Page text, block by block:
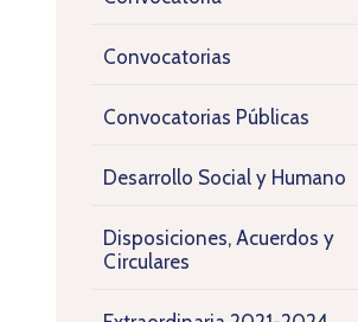
Convocatorias
Convocatorias Públicas
Desarrollo Social y Humano
Disposiciones, Acuerdos y
Circulares